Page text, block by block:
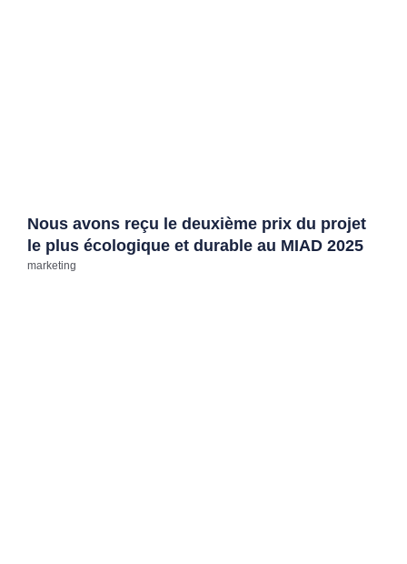
Nous avons reçu le deuxième prix du projet
le plus écologique et durable au MIAD 2025
marketing